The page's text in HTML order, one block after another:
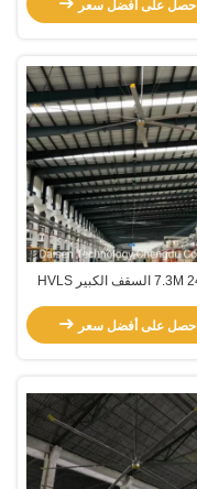
احصل على أفضل سعر
7.3M 24FT السقف الكبير HVLS
مساحة كبيرة عالية
احصل على أفضل سعر